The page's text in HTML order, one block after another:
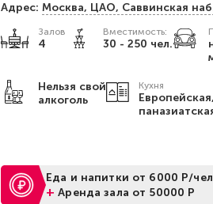
Адрес: Москва, ЦАО, Саввинская
Залов
4
Вместимость:
30 - 250 чел.
Нельзя свой
алкоголь
Кухня
Еда и напитки от 6000 Р/
+Аренда зала от 50000 Р